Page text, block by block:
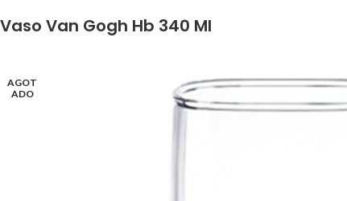
Vaso Van Gogh Hb 340 Ml
AGOT
ADO